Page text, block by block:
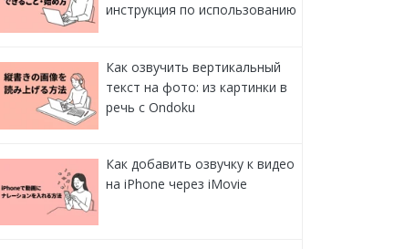
инструкция по использованию
Как озвучить вертикальный
текст на фото: из картинки в
речь с Ondoku
Как добавить озвучку к видео
на iPhone через iMovie